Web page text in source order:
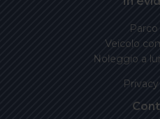
Veicolo
Noleggio a